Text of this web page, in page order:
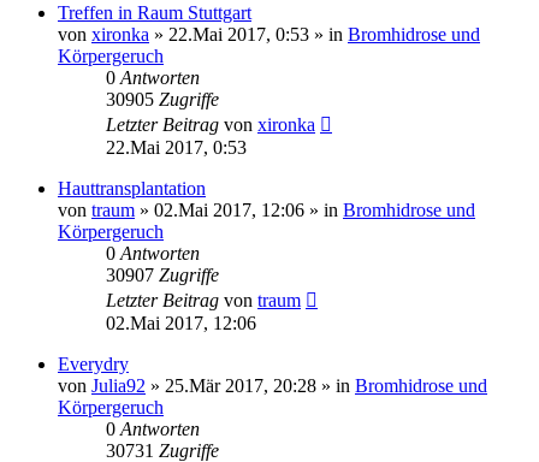
Treffen in Raum Stuttgart
von xironka » 22.Mai 2017, 0:53 » in Bromhidrose und
Körpergeruch
0 Antworten
30905 Zugriffe
Letzter Beitrag von xironka
22.Mai 2017, 0:53
Hauttransplantation
von traum » 02.Mai 2017, 12:06 » in Bromhidrose und
Körpergeruch
0 Antworten
30907 Zugriffe
Letzter Beitrag von traum
02.Mai 2017, 12:06
Everydry
von Julia92 » 25.Mär 2017, 20:28 » in Bromhidrose und
Körpergeruch
0 Antworten
30731 Zugriffe